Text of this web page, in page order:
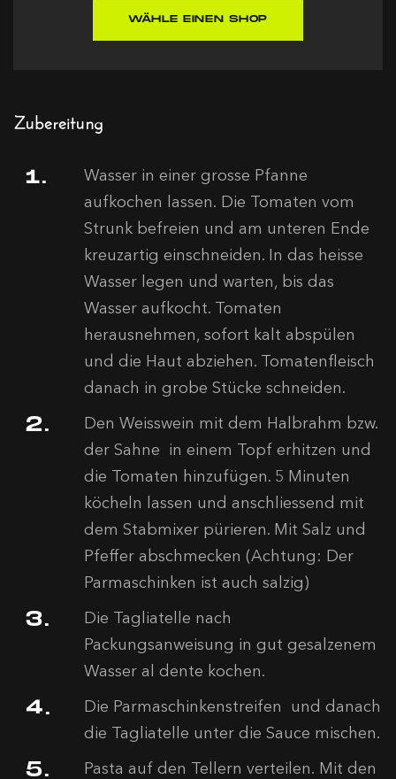
WÄHLE EINEN SHOP
Zubereitung
Wasser in einer grosse Pfanne
aufkochen lassen. Die Tomaten vom
Strunk befreien und am unteren Ende
kreuzartig einschneiden. In das heisse
Wasser legen und warten, bis das
Wasser aufkocht. Tomaten
herausnehmen, sofort kalt abspülen
und die Haut abziehen. Tomatenfleisch
danach in grobe Stücke schneiden.
Den Weisswein mit dem Halbrahm bzw.
der Sahne in einem Topf erhitzen und
die Tomaten hinzufügen. 5 Minuten
köcheln lassen und anschliessend mit
dem Stabmixer pürieren. Mit Salz und
Pfeffer abschmecken (Achtung: Der
Parmaschinken ist auch salzig)
Die Tagliatelle nach
Packungsanweisung in gut gesalzenem
Wasser al dente kochen.
Die Parmaschinkenstreifen und danach
die Tagliatelle unter die Sauce mischen.
Pasta auf den Tellern verteilen. Mit den